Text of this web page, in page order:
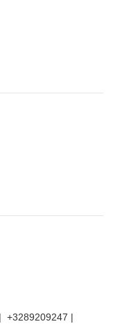
+3289209247